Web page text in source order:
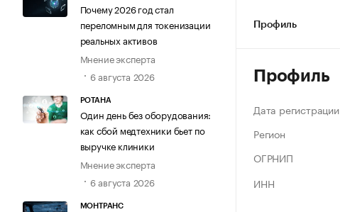
Почему 2026 год стал
переломным для токенизации
реальных активов
Мнение эксперта
6 августа 2026
РОТАНА
Один день без оборудования:
как сбой медтехники бьет по
выручке клиники
Мнение эксперта
6 августа 2026
МОНТРАНС
Профиль
Профиль
Дата регистрации
Регион
ОГРНИП
ИНН